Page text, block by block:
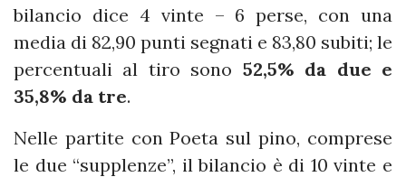
bilancio dice 4 vinte – 6 perse, con una
media di 82,90 punti segnati e 83,80 subiti; le
percentuali al tiro sono 52,5% da due e
35,8% da tre.
Nelle partite con Poeta sul pino, comprese
le due “supplenze”, il bilancio è di 10 vinte e